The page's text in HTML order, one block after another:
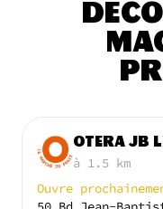
OTERA JB
à 1.5 km
Ouvre